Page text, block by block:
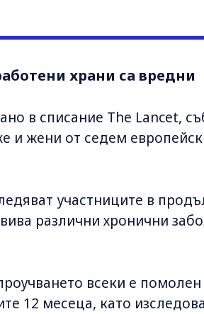
храни са вредни
в списание The Lancet,
и жени от седем
участниците в
различни хронични
всеки е
12 месеца, като